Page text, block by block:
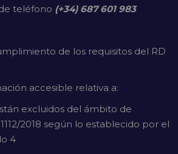
teléfono (+34) 687 601 983
de los requisitos del RD
accesible relativa a:
excluidos del ámbito de
2018 según lo establecido por el
4